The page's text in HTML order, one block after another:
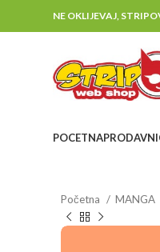
NE OKLIJEVAJ,
POCETNA
Početna MANGA